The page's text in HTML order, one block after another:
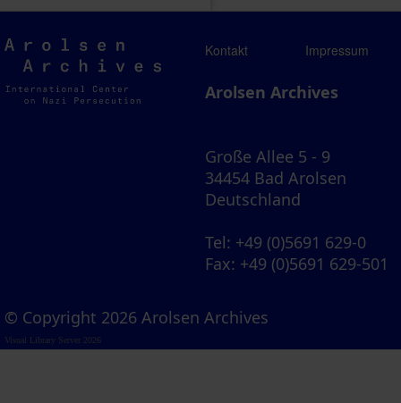
Arolsen
Archives
Kontakt Impressum
Arolsen Archives
Große Allee 5 - 9
34454 Bad Arolsen
Deutschland
Tel: +49 (0)5691 629-0
Fax: +49 (0)5691 629-501
© Copyright 2026 Arolsen Archives
Visual Library Server 2026